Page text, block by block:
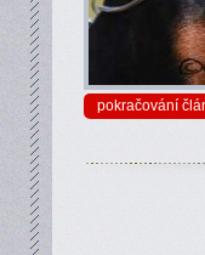
pokračování